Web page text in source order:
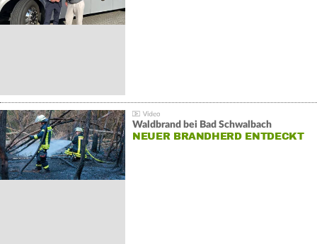
Waldbrand bei Bad Schwalbach
NEUER BRANDHERD ENTDECKT